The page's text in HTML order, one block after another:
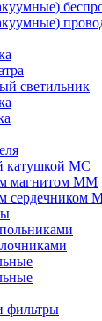
светильник
катушкой MC
магнитом ММ
сердечником
фильтры